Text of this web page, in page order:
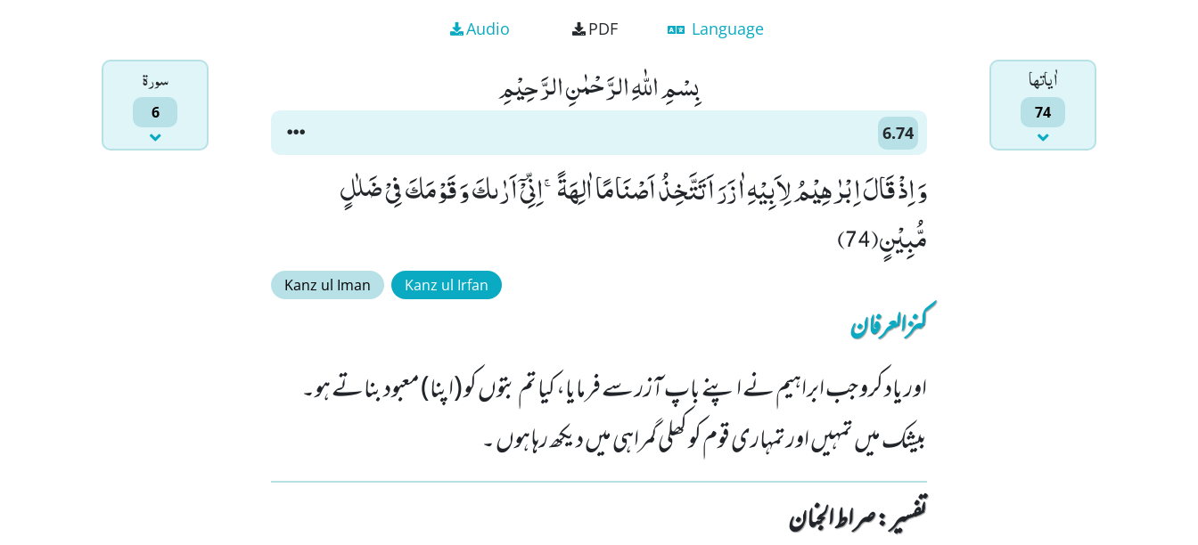
Audio PDF Language
سورۃ
6
اٰياتها
74
بِسْمِ اللّٰهِ الرَّحْمٰنِ الرَّحِیْمِ
6.74
وَ اِذْ قَالَ اِبْرٰهِیْمُ لِاَبِیْهِ اٰزَرَ اَتَتَّخِذُ اَصْنَامًا اٰلِهَةًۚ-اِنِّیْۤ اَرٰىكَ وَ قَوْمَكَ فِیْ ضَلٰلٍ
مُّبِیْنٍ(74)
Kanz ul Iman Kanz ul Irfan
کنزالعرفان
اور یاد کرو جب ابراہیم نے اپنے باپ آزر سے فرمایا، کیا تم بتوں کو (اپنا) معبود بناتے ہو۔
بیشک میں تمہیں اور تمہاری قوم کو کھلی گمراہی میں دیکھ رہا ہوں ۔
تفسیر : ‎صراط الجنان